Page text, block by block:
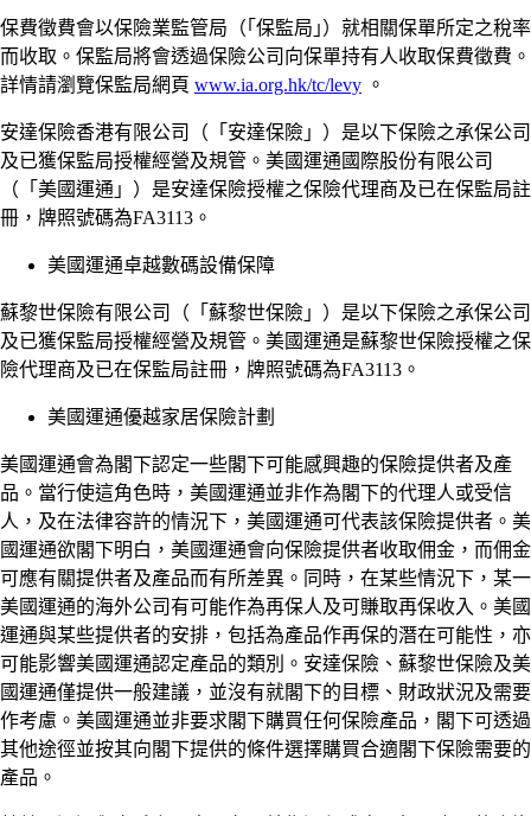
保費徵費會以保險業監管局（｢保監局｣）就相關保單所定之稅率
而收取。保監局將會透過保險公司向保單持有人收取保費徵費。
詳情請瀏覽保監局網頁 www.ia.org.hk/tc/levy 。
安達保險香港有限公司（「安達保險」）是以下保險之承保公司
及已獲保監局授權經營及規管。美國運通國際股份有限公司
（「美國運通」）是安達保險授權之保險代理商及已在保監局註
冊，牌照號碼為FA3113。
美國運通卓越數碼設備保障
蘇黎世保險有限公司（「蘇黎世保險」）是以下保險之承保公司
及已獲保監局授權經營及規管。美國運通是蘇黎世保險授權之保
險代理商及已在保監局註冊，牌照號碼為FA3113。
美國運通優越家居保險計劃
美國運通會為閣下認定一些閣下可能感興趣的保險提供者及產
品。當行使這角色時，美國運通並非作為閣下的代理人或受信
人，及在法律容許的情況下，美國運通可代表該保險提供者。美
國運通欲閣下明白，美國運通會向保險提供者收取佣金，而佣金
可應有關提供者及產品而有所差異。同時，在某些情況下，某一
美國運通的海外公司有可能作為再保人及可賺取再保收入。美國
運通與某些提供者的安排，包括為產品作再保的潛在可能性，亦
可能影響美國運通認定產品的類別。安達保險、蘇黎世保險及美
國運通僅提供一般建議，並沒有就閣下的目標、財政狀況及需要
作考慮。美國運通並非要求閣下購買任何保險產品，閣下可透過
其他途徑並按其向閣下提供的條件選擇購買合適閣下保險需要的
產品。